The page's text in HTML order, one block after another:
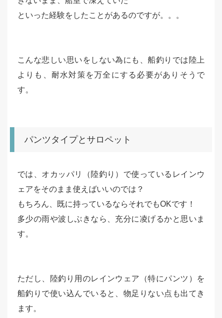
といった経験をしたことがあるのですが。。。
こんな悲しい思いをしない為にも、船釣りでは陸上
よりも、耐水対策を万全にする必要がありそうで
す。
パンツタイプとサロペット
では、オカッパリ（陸釣り）で使っているレインウ
ェアをそのまま使えばいいのでは？
もちろん、既に持っているならそれでもOKです！
多少の雨や波しぶきなら、充分に凌げるかと思いま
す。
ただし、陸釣り用のレインウェア（特にパンツ）を
船釣りで使い込んでいると、物足りない点も出てき
ます。